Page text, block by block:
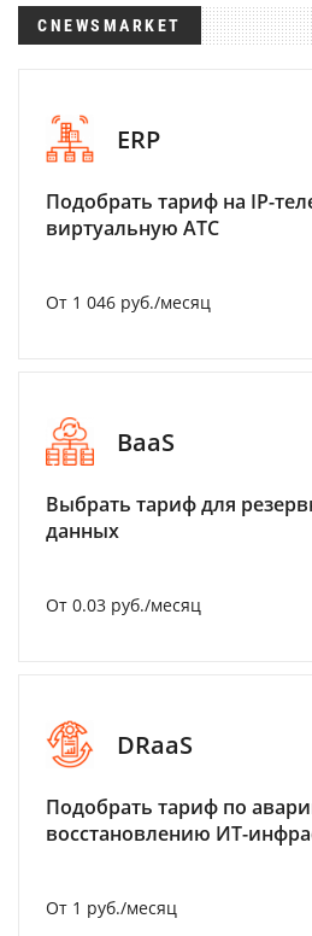
CNEWSMARKET
ERP
Подобрать тариф на IP-
виртуальную АТС
От 1 046 руб./месяц
BaaS
Выбрать тариф для
данных
От 0.03 руб./месяц
DRaaS
Подобрать тариф по
восстановлению ИТ-
От 1 руб./месяц